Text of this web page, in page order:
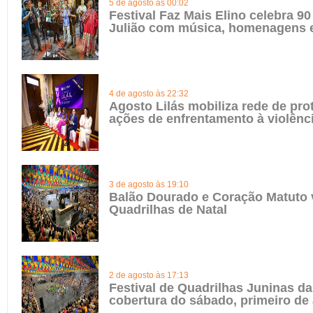
5 de agosto às 00:02
Festival Faz Mais Elino celebra
Julião com música, homenagens
4 de agosto às 22:32
Agosto Lilás mobiliza rede de
ações de enfrentamento à
3 de agosto às 19:10
Balão Dourado e Coração Matuto
Quadrilhas de Natal
2 de agosto às 17:13
Festival de Quadrilhas Juninas
cobertura do sábado, primeiro de